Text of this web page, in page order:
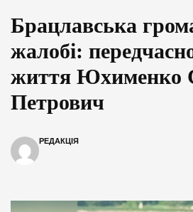
Брацлавська
жалобі:
життя Юхименко
Петрович
РЕДАКЦІЯ